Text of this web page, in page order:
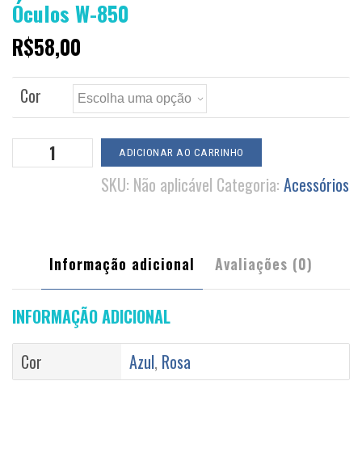
Óculos W-850
R$58,00
Cor
Óculos
W-
ADICIONAR AO CARRINHO
SKU: Não aplicável Categoria: Acessórios
Informação adicional Avaliações (0)
INFORMAÇÃO ADICIONAL
Cor
Azul, Rosa